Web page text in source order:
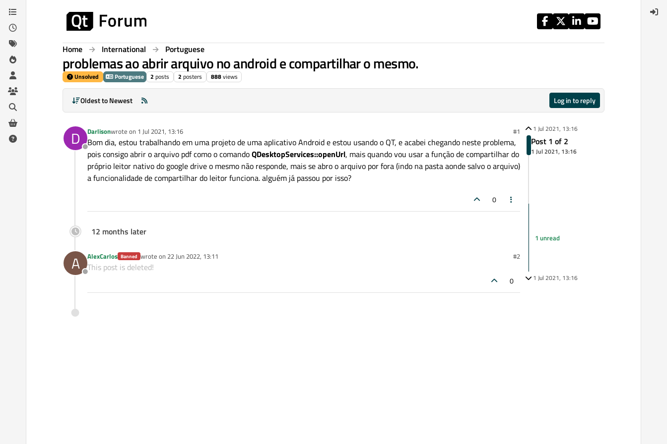
Skip to content
Home International Portuguese
problemas ao abrir arquivo no android e compartilhar o mesmo.
Unsolved Portuguese 2 posts 2 posters 888views
Oldest to Newest Log in to reply
D
Offline
Darlisonwrote on 1 Jul 2021, 13:16
last edited by #1
Bom dia, estou trabalhando em uma projeto de uma aplicativo Android e estou usando o QT, e acabei chegando neste problema,
pois consigo abrir o arquivo pdf como o comandoQDesktopServices::openUrl, mais quando vou usar a função de compartilhar do
próprio leitor nativo do google drive o mesmo não responde, mais se abro o arquivo por fora (indo na pasta aonde salvo o arquivo)
a funcionalidade de compartilhar do leitor funciona. alguém já passou por isso?
0
12 months later
A
Offline
AlexCarlos Banned wrote on 22 Jun 2022, 13:11
last edited by #2
This post is deleted!
0
1 Jul 2021, 13:16
Post 1 of 2
1 Jul 2021, 13:16
1 unread
1 Jul 2021, 13:16